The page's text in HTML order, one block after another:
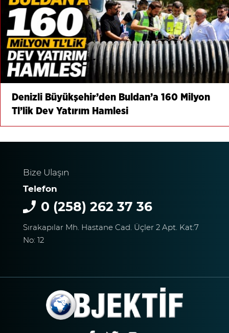
Denizli Büyükşehir’den Buldan’a 160 Milyon
Tl’lik Dev Yatırım Hamlesi
Bize Ulaşın
Telefon
0 (258) 262 37 36
Sırakapılar Mh. Hastane Cad. Üçler 2 Apt. Kat:7
No: 12